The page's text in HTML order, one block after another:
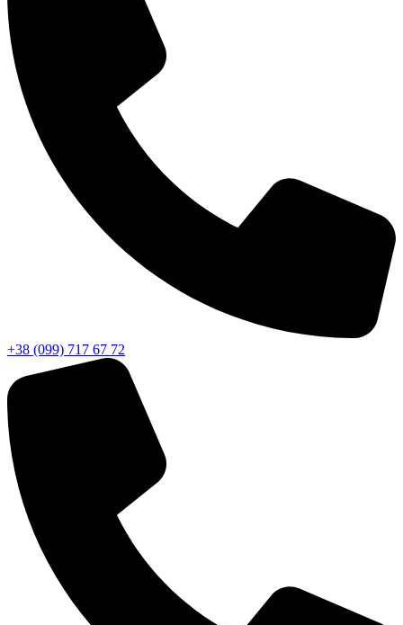
+38 (099) 717 67 72